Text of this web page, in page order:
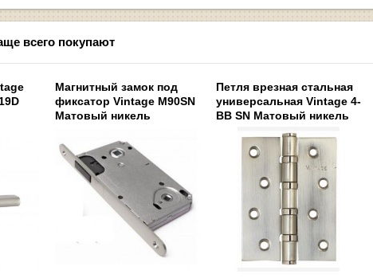
всего покупают
Магнитный замок под
фиксатор Vintage M90SN
Матовый никель
Петля врезная стальная
универсальная Vintage 4-
BB SN Матовый никель